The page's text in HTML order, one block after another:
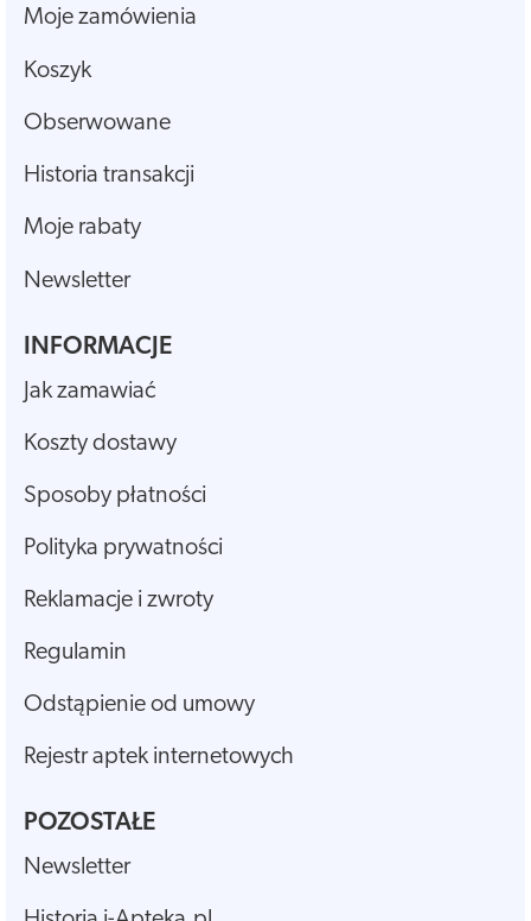
Moje zamówienia
Koszyk
Obserwowane
Historia transakcji
Moje rabaty
Newsletter
INFORMACJE
Jak zamawiać
Koszty dostawy
Sposoby płatności
Polityka prywatności
Reklamacje i zwroty
Regulamin
Odstąpienie od umowy
Rejestr aptek internetowych
POZOSTAŁE
Newsletter